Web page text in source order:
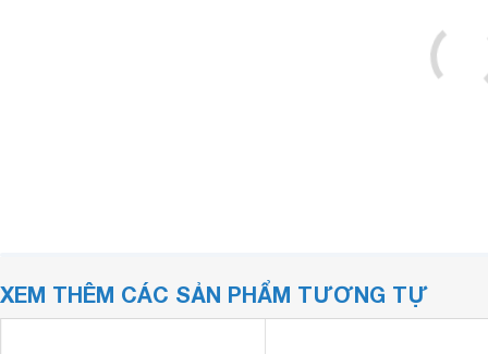
XEM THÊM CÁC SẢN PHẨM TƯƠNG TỰ